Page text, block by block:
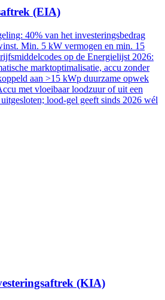
(EIA)
40% van het investeringsbedrag
Min. 5 kW vermogen en min. 15
op de Energielijst 2026:
marktoptimalisatie, accu zonder
aan >15 kWp duurzame opwek
met vloeibaar loodzuur of uit een
lood-gel geeft sinds 2026 wél
(KIA)